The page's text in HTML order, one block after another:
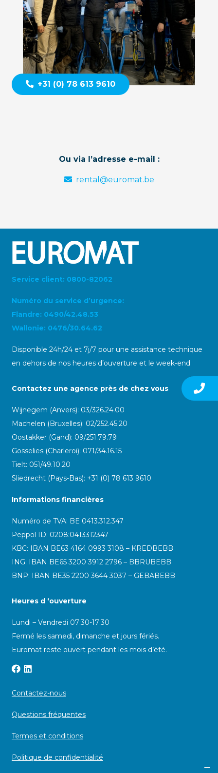
+31 (0) 78 613 9610
Ou via l’adresse e-mail :
rental@euromat.be
Service client: 0800-82062
Numéro du service d’urgence:
Flandre: 0490/42.48.53
Wallonie: 0476/30.64.62
Disponible 24h/24 et 7j/7 pour une assistance technique
en dehors de nos heures d’ouverture et le week-end
Contactez une agence près de chez vous
Wijnegem (Anvers): 03/326.24.00
Machelen (Bruxelles): 02/252.45.20
Oostakker (Gand): 09/251.79.79
Gosselies (Charleroi): 071/34.16.15
Tielt: 051/49.10.20
Sliedrecht (Pays-Bas): +31 (0) 78 613 9610
Informations financières
Numéro de TVA: BE 0413.312.347
Peppol ID: 0208:0413312347
KBC: IBAN BE63 4164 0993 3108 – KREDBEBB
ING: IBAN BE65 3200 3912 2796 – BBRUBEBB
BNP: IBAN BE35 2200 3644 3037 – GEBABEBB
Heures d ‘ouverture
Lundi – Vendredi 07:30-17:30
Fermé les samedi, dimanche et jours fériés.
Euromat reste ouvert pendant les mois d’été.
Contactez-nous
Questions fréquentes
Termes et conditions
Politique de confidentialité